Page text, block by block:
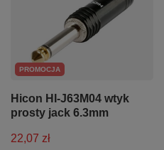
PROMOCJA
Hicon HI-J63M04 wtyk
prosty jack 6.3mm
22,07 zł